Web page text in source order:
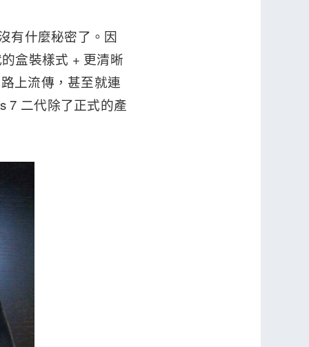
有什麼秘密了。因
盒裝樣式 + 更清晰
上流傳，甚至就連
7 二代除了正式的產